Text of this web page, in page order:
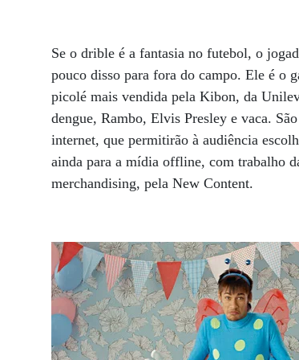
Se o drible é a fantasia no futebol, o
pouco disso para fora do campo. Ele é o
picolé mais vendida pela Kibon, da
dengue, Rambo, Elvis Presley e vaca.
internet, que permitirão à audiência
ainda para a mídia offline, com trabalho
merchandising, pela New Content.